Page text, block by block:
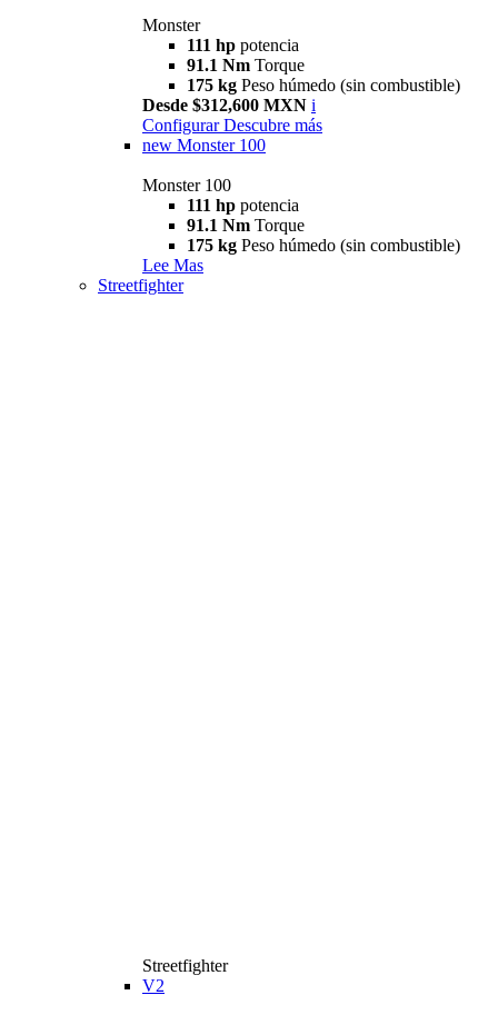
Monster
111 hp potencia
91.1 Nm Torque
175 kg Peso húmedo (sin combustible)
Desde $312,600 MXN i
Configurar Descubre más
new Monster 100
Monster 100
111 hp potencia
91.1 Nm Torque
175 kg Peso húmedo (sin combustible)
Lee Mas
Streetfighter
Streetfighter
V2